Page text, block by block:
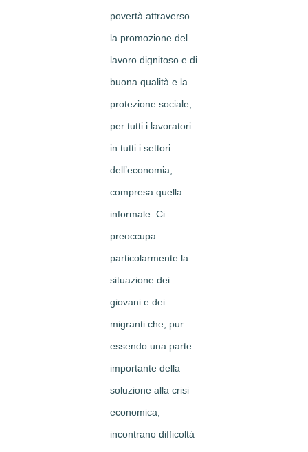
povertà attraverso
la promozione del
lavoro dignitoso e di
buona qualità e la
protezione sociale,
per tutti i lavoratori
in tutti i settori
dell’economia,
compresa quella
informale. Ci
preoccupa
particolarmente la
situazione dei
giovani e dei
migranti che, pur
essendo una parte
importante della
soluzione alla crisi
economica,
incontrano difficoltà